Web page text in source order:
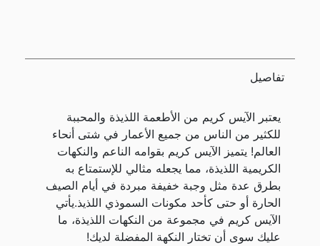
تفاصيل
يعتبر الآيس كريم من الأطعمة اللذيذة والمحببة
للكثير من الناس من جميع الأعمار في شتى أنحاء
العالم! يتميز الآيس كريم بقوامه الناعم والنكهات
الكريمية اللذيذة، مما يجعله مثالي للإستمتاع به
بطرق عدة مثل وجبة خفيفة مبردة في أيام الصيف
الحارة أو حتى كأحد مكونات السموذي اللذيذ.يأتي
الآيس كريم في مجموعة من النكهات اللذيذة، ما
عليك سوى أن تختار النكهة المفضلة لديك!